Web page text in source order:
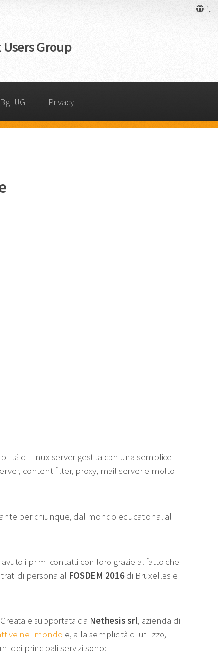
it
Group
Privacy
di Linux server gestita con una semplice
content filter, proxy, mail server e molto
per chiunque, dal mondo educational al
i primi contatti con loro grazie al fatto che
di persona al FOSDEM 2016 di Bruxelles e
e supportata da Nethesis srl, azienda di
nel mondo e, alla semplicità di utilizzo,
dei principali servizi sono: